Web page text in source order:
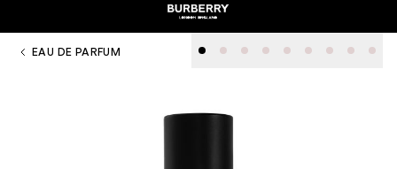
EAU DE PARFUM